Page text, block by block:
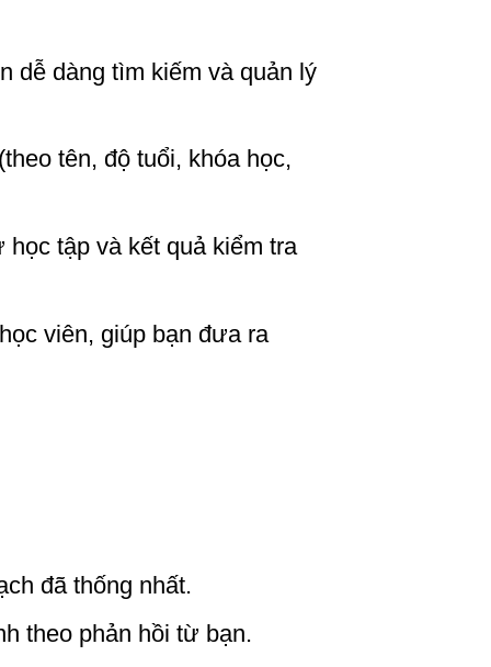
dễ dàng tìm kiếm và quản lý
tên, độ tuổi, khóa học,
tập và kết quả kiểm tra
viên, giúp bạn đưa ra
đã thống nhất.
theo phản hồi từ bạn.